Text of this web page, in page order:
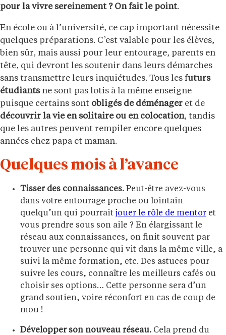
pour la vivre sereinement ? On fait le point.
En école ou à l’université, ce cap important nécessite
quelques préparations. C’est valable pour les élèves,
bien sûr, mais aussi pour leur entourage, parents en
tête, qui devront les soutenir dans leurs démarches
sans transmettre leurs inquiétudes. Tous les futurs
étudiantsne sont pas lotis à la même enseigne
puisque certains sont obligés de déménager et de
découvrir la vie en solitaire ou en colocation, tandis
que les autres peuvent rempiler encore quelques
années chez papa et maman.
Quelques mois à l’avance
Tisser des connaissances. Peut-être avez-vous
dans votre entourage proche ou lointain
quelqu’un qui pourrait jouer le rôle de mentor et
vous prendre sous son aile ? En élargissant le
réseau aux connaissances, on finit souvent par
trouver une personne qui vit dans la même ville, a
suivi la même formation, etc. Des astuces pour
suivre les cours, connaître les meilleurs cafés ou
choisir ses options… Cette personne sera d’un
grand soutien, voire réconfort en cas de coup de
mou !
Développer son nouveau réseau. Cela prend du